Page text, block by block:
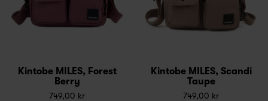
Kintobe MILES, Forest
Berry
749,00 kr
Kintobe MILES, Scandi
Taupe
749,00 kr